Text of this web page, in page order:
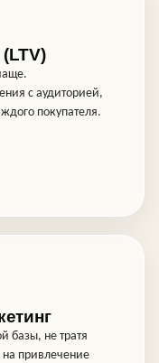
с аудиторией,
покупателя.
базы, не тратя
привлечение